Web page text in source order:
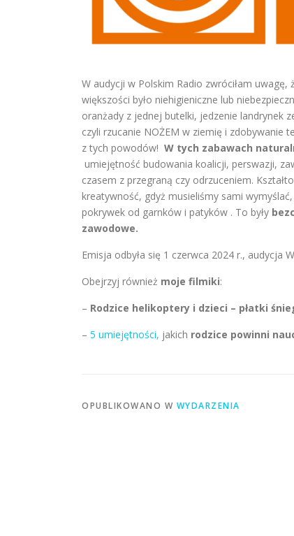
W audycji w Polskim Radio zwróciłam
większości było niehigieniczne lub
oranżady z jednej butelki, jedzenie landrynek
czyli rzucanie NOŻEM w ziemię i zdobywanie
z tych powodów! W tych zabawach
umiejętność budowania koalicji, perswazji,
czasem z przegraną czy odrzuceniem.
kreatywność, gdyż musieliśmy sami
pokrywek od garnków i patyków . To były
zawodowe.
Emisja odbyła się 1 czerwca 2024 r., audycja
Obejrzyj również moje filmiki:
– Rodzice helikoptery i dzieci – płatki
– 5 umiejętności, jakich rodzice powinni
OPUBLIKOWANO W WYDARZENIA